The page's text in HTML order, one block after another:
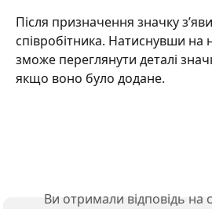
Після призначення значку
співробітника. Натиснувши на
зможе переглянути деталі
якщо воно було додане.
Ви отримали відповідь на